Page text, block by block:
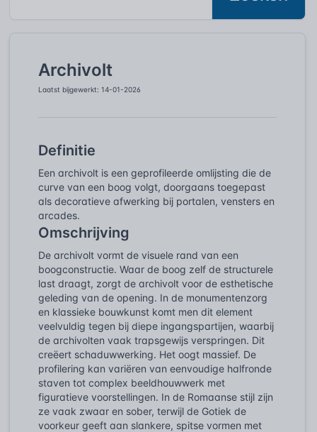
Archivolt
Laatst bijgewerkt: 14-01-2026
Definitie
Een archivolt is een geprofileerde omlijsting die de
curve van een boog volgt, doorgaans toegepast
als decoratieve afwerking bij portalen, vensters en
arcades.
Omschrijving
De archivolt vormt de visuele rand van een
boogconstructie. Waar de boog zelf de structurele
last draagt, zorgt de archivolt voor de esthetische
geleding van de opening. In de monumentenzorg
en klassieke bouwkunst komt men dit element
veelvuldig tegen bij diepe ingangspartijen, waarbij
de archivolten vaak trapsgewijs verspringen. Dit
creëert schaduwwerking. Het oogt massief. De
profilering kan variëren van eenvoudige halfronde
staven tot complex beeldhouwwerk met
figuratieve voorstellingen. In de Romaanse stijl zijn
ze vaak zwaar en sober, terwijl de Gotiek de
voorkeur geeft aan slankere, spitse vormen met